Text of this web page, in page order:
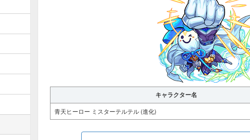
キャラクター名
青天ヒーロー ミスターテルテル (進化)